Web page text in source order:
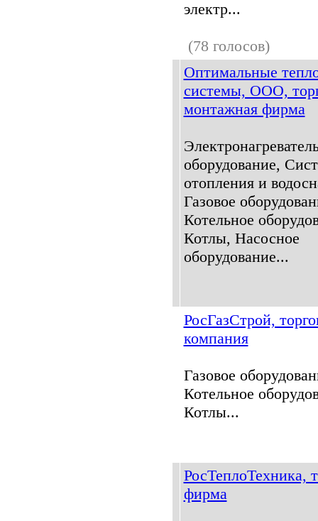
электр...
(78 голосов)
Оптимальные
системы, ООО,
монтажная фирма
оборудование,
отопления и
Газовое
Котельное
Котлы, Насосное
оборудование...
РосГазСтрой,
компания
Газовое
Котельное
Котлы...
РосТеплоТехника,
фирма